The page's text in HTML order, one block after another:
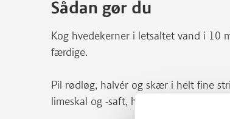
Sådan gør du
Kog hvedekerner i letsaltet vand i 10
færdige.
Pil rødløg, halvér og skær i helt fine
limeskal og -saft, honning og salt.